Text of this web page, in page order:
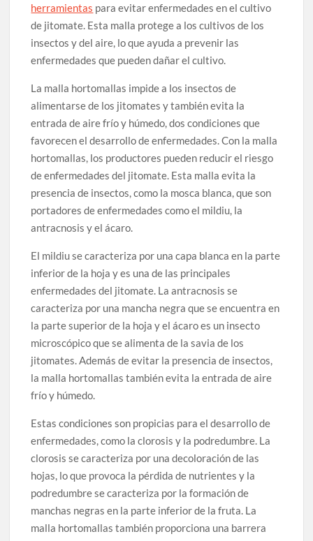
herramientas para evitar enfermedades en el cultivo
de jitomate. Esta malla protege a los cultivos de los
insectos y del aire, lo que ayuda a prevenir las
enfermedades que pueden dañar el cultivo.
La malla hortomallas impide a los insectos de
alimentarse de los jitomates y también evita la
entrada de aire frío y húmedo, dos condiciones que
favorecen el desarrollo de enfermedades. Con la malla
hortomallas, los productores pueden reducir el riesgo
de enfermedades del jitomate. Esta malla evita la
presencia de insectos, como la mosca blanca, que son
portadores de enfermedades como el mildiu, la
antracnosis y el ácaro.
El mildiu se caracteriza por una capa blanca en la parte
inferior de la hoja y es una de las principales
enfermedades del jitomate. La antracnosis se
caracteriza por una mancha negra que se encuentra en
la parte superior de la hoja y el ácaro es un insecto
microscópico que se alimenta de la savia de los
jitomates. Además de evitar la presencia de insectos,
la malla hortomallas también evita la entrada de aire
frío y húmedo.
Estas condiciones son propicias para el desarrollo de
enfermedades, como la clorosis y la podredumbre. La
clorosis se caracteriza por una decoloración de las
hojas, lo que provoca la pérdida de nutrientes y la
podredumbre se caracteriza por la formación de
manchas negras en la parte inferior de la fruta. La
malla hortomallas también proporciona una barrera